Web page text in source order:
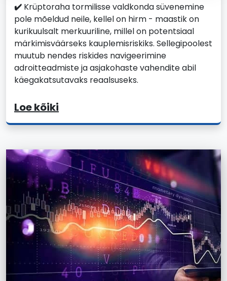
✔️ Krüptoraha tormilisse valdkonda süvenemine
pole mõeldud neile, kellel on hirm - maastik on
kurikuulsalt merkuuriline, millel on potentsiaal
märkimisväärseks kauplemisriskiks. Sellegipoolest
muutub nendes riskides navigeerimine
adroitteadmiste ja asjakohaste vahendite abil
käegakatsutavaks reaalsuseks.
Loe kõiki